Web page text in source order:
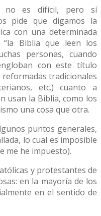
no es difícil, pero sí
pide que digamos la
con una determinada
Biblia que leen los
personas, cuando
con este título
tradicionales
etc.) cuanto a
usan la Biblia, como los
una cosa que otra.
puntos generales,
lo cual es imposible
me he impuesto).
y protestantes de
en la mayoría de los
en el sentido de